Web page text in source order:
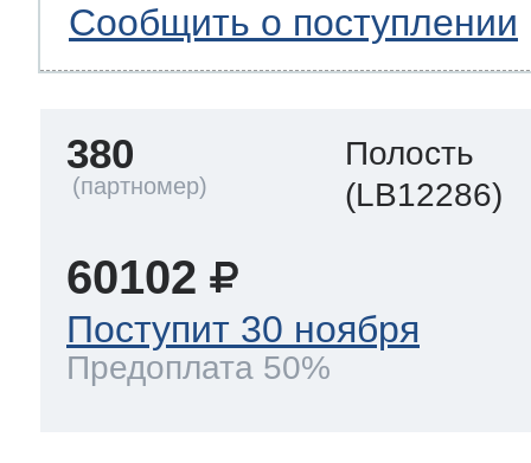
Сообщить о поступлении
380
Полость
(LB12286)
60102
Поступит 30 ноября
Предоплата 50%